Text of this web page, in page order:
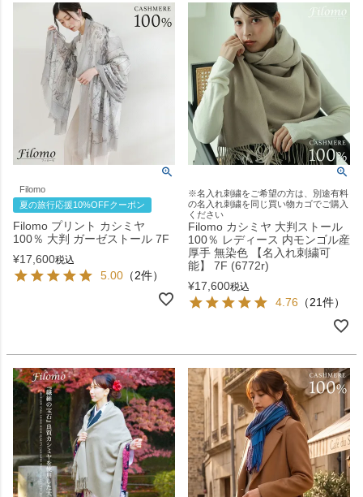
Filomo
夏の旅行応援10%OFFクーポン
Filomo プリント カシミヤ
100％ 大判 ガーゼストール 7F
¥17,600税込
5.00 （2件）
※名入れ刺繍をご希望の方は、別途有料
の名入れ刺繍を同じ買い物カゴでご購入
ください
Filomo カシミヤ 大判ストール
100％ レディース 内モンゴル産
厚手 無染色 【名入れ刺繍可
能】 7F (6772r)
¥17,600税込
4.76 （21件）